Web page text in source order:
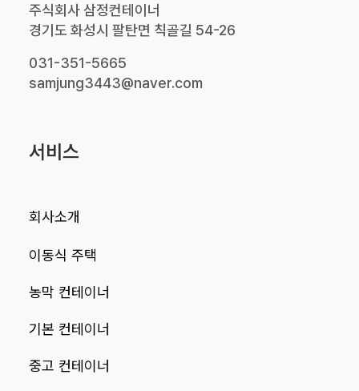
주식회사 삼정컨테이너
경기도 화성시 팔탄면 칙골길 54-26
031-351-5665
samjung3443@naver.com
서비스
회사소개
이동식 주택
농막 컨테이너
기본 컨테이너
중고 컨테이너